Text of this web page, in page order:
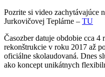
Pozrite si video zachytávajúce
Jurkovičovej Teplárne – TU
Časozber datuje obdobie cca 4
rekonštrukcie v roku 2017 až
oficiálne skolaudovaná. Dnes
ako koncept unikátnych